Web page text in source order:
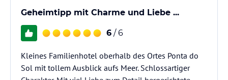
Geheimtipp mit Charme und Liebe ...
6 / 6
Kleines Familienhotel oberhalb des Ortes Ponta do
Sol mit tollem Ausblick aufs Meer. Schlossartiger